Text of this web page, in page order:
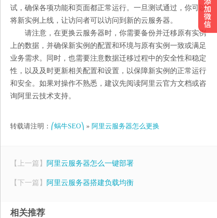
试，确保各项功能和页面都正常运行。一旦测试通过，你可以
将新实例上线，让访问者可以访问到新的云服务器。
请注意，在更换云服务器时，你需要备份并迁移原有实例
上的数据，并确保新实例的配置和环境与原有实例一致或满足
业务需求。同时，也需要注意数据迁移过程中的安全性和稳定
性，以及及时更新相关配置和设置，以保障新实例的正常运行
和安全。如果对操作不熟悉，建议先阅读阿里云官方文档或咨
询阿里云技术支持。
转载请注明： ⎛蜗牛SEO⎞ » 阿里云服务器怎么更换
【上一篇】 阿里云服务器怎么一键部署
【下一篇】 阿里云服务器搭建负载均衡
相关推荐